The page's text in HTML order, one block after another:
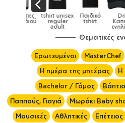
Drill
Καπέλα
ενηλίκων
Καπέλα
ενηλίκων
Καπέλα
παιδικά
Θεματικές
Ερωτευμένοι MasterChef
Η ημέρα της μητέρας
Η
Bachelor / Γάμος
Παππούς, Γιαγιά
Μωράκι Baby
Μουσικές
Αθλητικές Επέτειος